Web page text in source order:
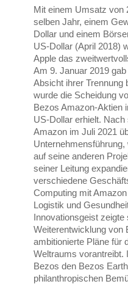
Mit einem Umsatz von
selben Jahr, einem
Dollar und einem
US-Dollar (April 2018)
Apple das
Am 9. Januar 2019
Absicht ihrer Trennung
wurde die Scheidung
Bezos Amazon-Aktien
US-Dollar erhielt.
Amazon im Juli 2021
auf seine anderen
seiner Leitung
verschiedene
Computing mit
Logistik und
Innovationsgeist zeigte
Weiterentwicklung von
ambitionierte Pläne für
Weltraums vorantreibt.
Bezos den Bezos
philanthropischen